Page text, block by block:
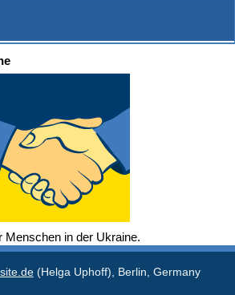
Menschen in der Ukraine.
(Helga Uphoff), Berlin, Germany